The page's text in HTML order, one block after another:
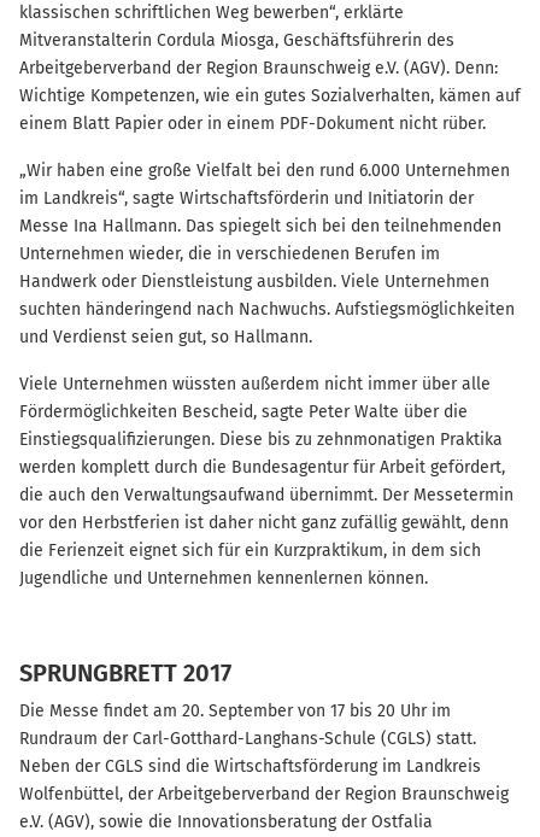
klassischen schriftlichen Weg bewerben“, erklärte
Mitveranstalterin Cordula Miosga, Geschäftsführerin des
Arbeitgeberverband der Region Braunschweig e.V. (AGV). Denn:
Wichtige Kompetenzen, wie ein gutes Sozialverhalten, kämen auf
einem Blatt Papier oder in einem PDF-Dokument nicht rüber.
„Wir haben eine große Vielfalt bei den rund 6.000 Unternehmen
im Landkreis“, sagte Wirtschaftsförderin und Initiatorin der
Messe Ina Hallmann. Das spiegelt sich bei den teilnehmenden
Unternehmen wieder, die in verschiedenen Berufen im
Handwerk oder Dienstleistung ausbilden. Viele Unternehmen
suchten händeringend nach Nachwuchs. Aufstiegsmöglichkeiten
und Verdienst seien gut, so Hallmann.
Viele Unternehmen wüssten außerdem nicht immer über alle
Fördermöglichkeiten Bescheid, sagte Peter Walte über die
Einstiegsqualifizierungen. Diese bis zu zehnmonatigen Praktika
werden komplett durch die Bundesagentur für Arbeit gefördert,
die auch den Verwaltungsaufwand übernimmt. Der Messetermin
vor den Herbstferien ist daher nicht ganz zufällig gewählt, denn
die Ferienzeit eignet sich für ein Kurzpraktikum, in dem sich
Jugendliche und Unternehmen kennenlernen können.
SPRUNGBRETT 2017
Die Messe findet am 20. September von 17 bis 20 Uhr im
Rundraum der Carl-Gotthard-Langhans-Schule (CGLS) statt.
Neben der CGLS sind die Wirtschaftsförderung im Landkreis
Wolfenbüttel, der Arbeitgeberverband der Region Braunschweig
e.V. (AGV), sowie die Innovationsberatung der Ostfalia